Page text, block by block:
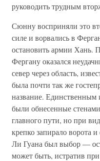
руководить трудным
Сюнну восприняли это
силе и ворвались в
остановить армии Хань.
Фергану оказался
север через область,
была почти так же
название.
были обнесенные
главного пути, но при
крепко запирало ворота
Ли Гуана был выбор —
может быть, истратив